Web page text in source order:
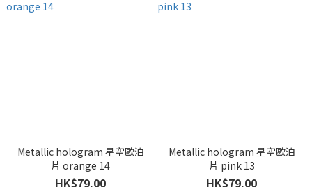
Metallic hologram 星空歐泊
片 orange 14
HK$79.00
Metallic hologram 星空歐泊
片 pink 13
HK$79.00